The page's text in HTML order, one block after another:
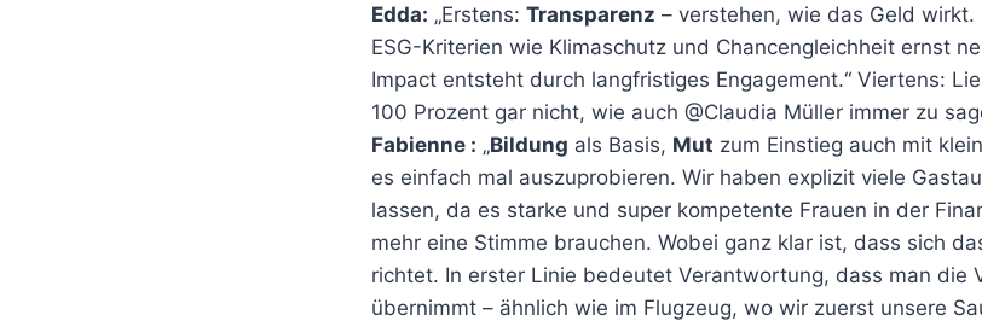
Edda: „Erstens: Transparenz – verstehen, wie das Geld wirkt.
ESG-Kriterien wie Klimaschutz und Chancengleichheit ernst
Impact entsteht durch langfristiges Engagement.“ Viertens:
100 Prozent gar nicht, wie auch @Claudia Müller immer zu
Fabienne : „Bildung als Basis, Mut zum Einstieg auch mit
es einfach mal auszuprobieren. Wir haben explizit viele
lassen, da es starke und super kompetente Frauen in der
mehr eine Stimme brauchen. Wobei ganz klar ist, dass sich
richtet. In erster Linie bedeutet Verantwortung, dass man die
übernimmt – ähnlich wie im Flugzeug, wo wir zuerst unsere